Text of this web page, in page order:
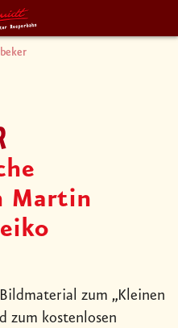
Martin
zum „Kleinen
zum kostenlosen